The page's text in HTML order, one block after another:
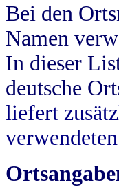
Bei den
Namen
In dieser
deutsche
liefert